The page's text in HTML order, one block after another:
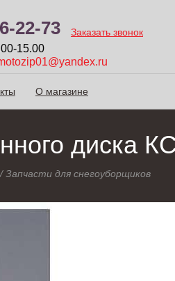
22-73 Заказать звонок
15.00
О магазине
диска
Запчасти для снегоуборщиков